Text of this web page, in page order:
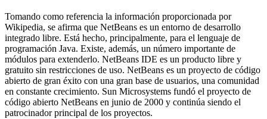
Tomando como referencia la información proporcionada por
Wikipedia, se afirma que NetBeans es un entorno de desarrollo
integrado libre. Está hecho, principalmente, para el lenguaje de
programación Java. Existe, además, un número importante de
módulos para extenderlo. NetBeans IDE es un producto libre y
gratuito sin restricciones de uso. NetBeans es un proyecto de código
abierto de gran éxito con una gran base de usuarios, una comunidad
en constante crecimiento. Sun Microsystems fundó el proyecto de
código abierto NetBeans en junio de 2000 y continúa siendo el
patrocinador principal de los proyectos.